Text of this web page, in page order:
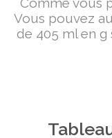
Vous pouvez
de 405 ml en g